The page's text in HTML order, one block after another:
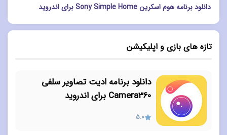
دانلود برنامه هوم اسکرین Sony Simple Home برای اندروید
تازه های بازی و اپلیکیشن
دانلود برنامه ادیت تصاویر سلفی
Camera360 برای اندروید
5.0